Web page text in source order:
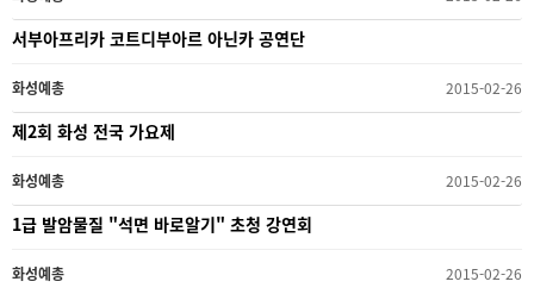
서부아프리카 코트디부아르 아닌카 공연단
화성예총 2015-02-26
제2회 화성 전국 가요제
화성예총 2015-02-26
1급 발암물질 "석면 바로알기" 초청 강연회
화성예총 2015-02-26